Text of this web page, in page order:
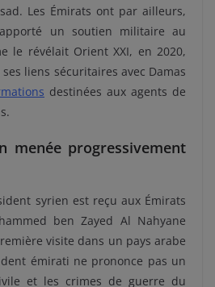
Les Émirats ont par ailleurs,
un soutien militaire au
le révélait Orient XXI, en 2020,
liens sécuritaires avec Damas
destinées aux agents de
menée progressivement
syrien est reçu aux Émirats
ben Zayed Al Nahyane
visite dans un pays arabe
émirati ne prononce pas un
et les crimes de guerre du